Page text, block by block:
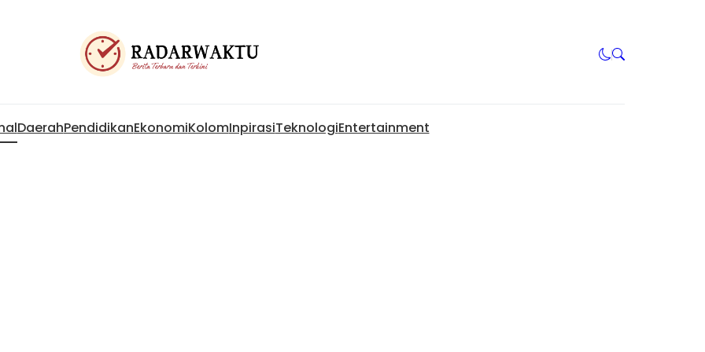
DaerahPendidikanEkonomiKolomInpirasiTeknologiEntertainment